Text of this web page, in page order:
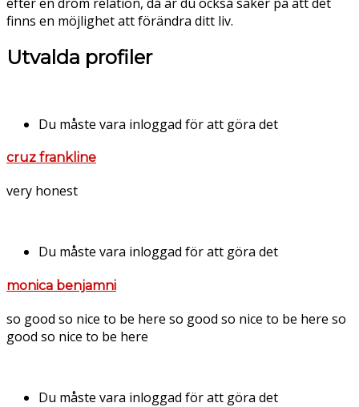
finns en möjlighet att förändra ditt liv.
Utvalda profiler
Du måste vara inloggad för att göra det
cruz frankline
very honest
Du måste vara inloggad för att göra det
monica benjamni
so good so nice to be here so good so nice to be here so
good so nice to be here
Du måste vara inloggad för att göra det